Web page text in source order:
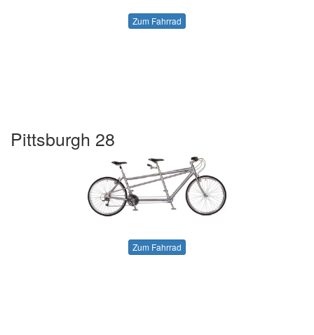
Zum Fahrrad
Pittsburgh 28
Zum Fahrrad